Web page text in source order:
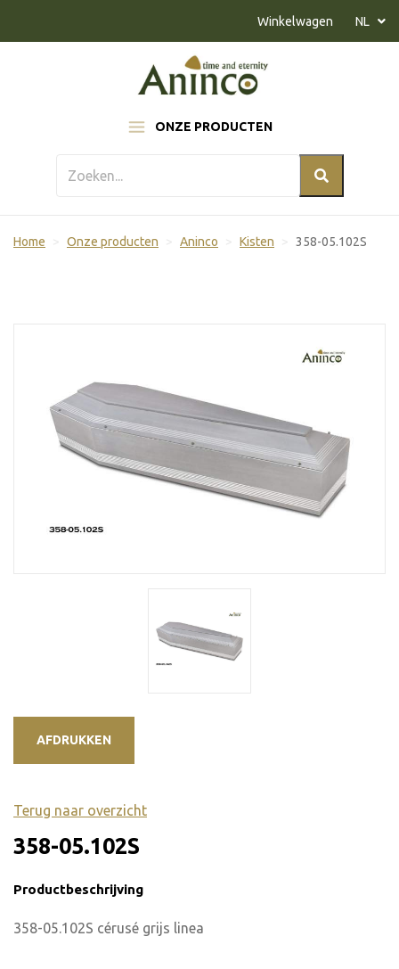
ONZE PRODUCTEN
Winkelwagen NL
Home Onze producten Aninco Kisten 358-05.102S
AFDRUKKEN
Terug naar overzicht
358-05.102S
Productbeschrijving
358-05.102S cérusé grijs linea